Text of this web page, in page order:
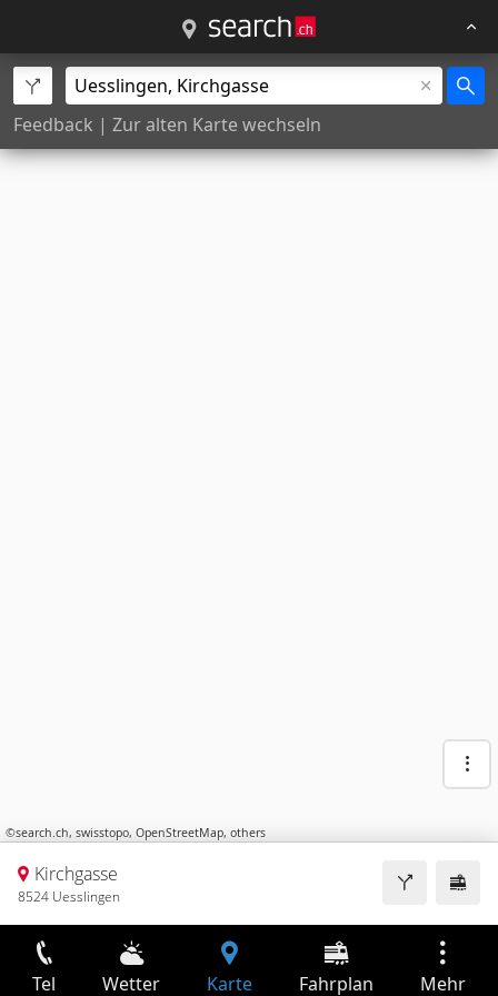
Feedback | Zur alten Karte wechseln
©search.ch, swisstopo, OpenStreetMap, others
Kirchgasse
8524 Uesslingen
Tel Wetter Karte Fahrplan Mehr